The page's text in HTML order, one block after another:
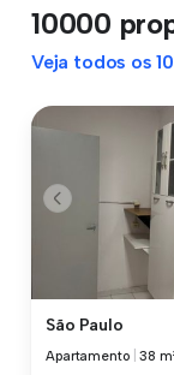
10000
Veja todos os
São Paulo
Apartamento |38